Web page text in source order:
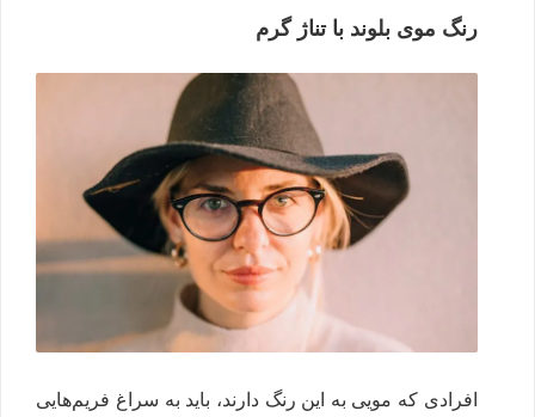
رنگ موی بلوند با تناژ گرم
افرادی که مویی به این رنگ دارند، باید به سراغ فریم‌هایی